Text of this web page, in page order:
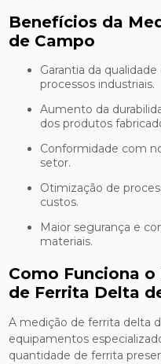
Benefícios da
de Campo
Garantia da qualidade dos materiais utilizados em
processos industriais.
Aumento da durabilidade e da resistência à corrosão
dos produtos
Conformidade com normas e regulamentações do
setor.
Otimização de processos produtivos e redução de
custos.
Maior segurança e confiabilidade nas aplicações dos
materiais.
Como Funciona
de Ferrita Delta
A medição de ferrita delta
equipamentos
quantidade de ferrita